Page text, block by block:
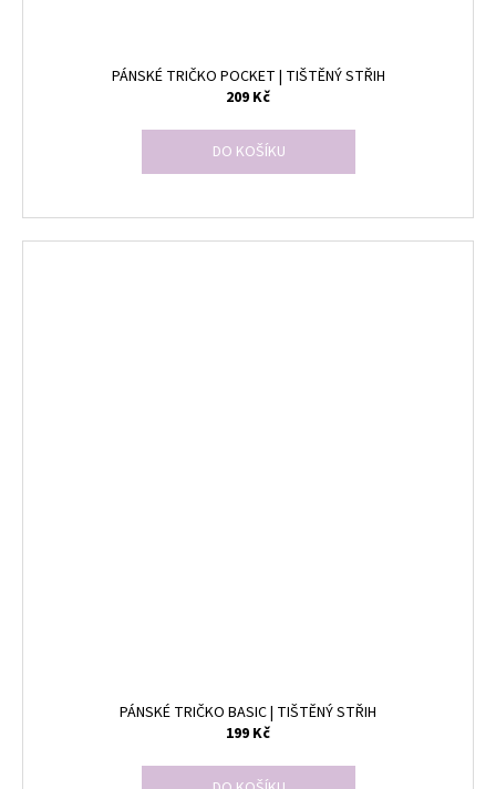
PÁNSKÉ TRIČKO POCKET | TIŠTĚNÝ STŘIH
209 Kč
DO KOŠÍKU
PÁNSKÉ TRIČKO BASIC | TIŠTĚNÝ STŘIH
199 Kč